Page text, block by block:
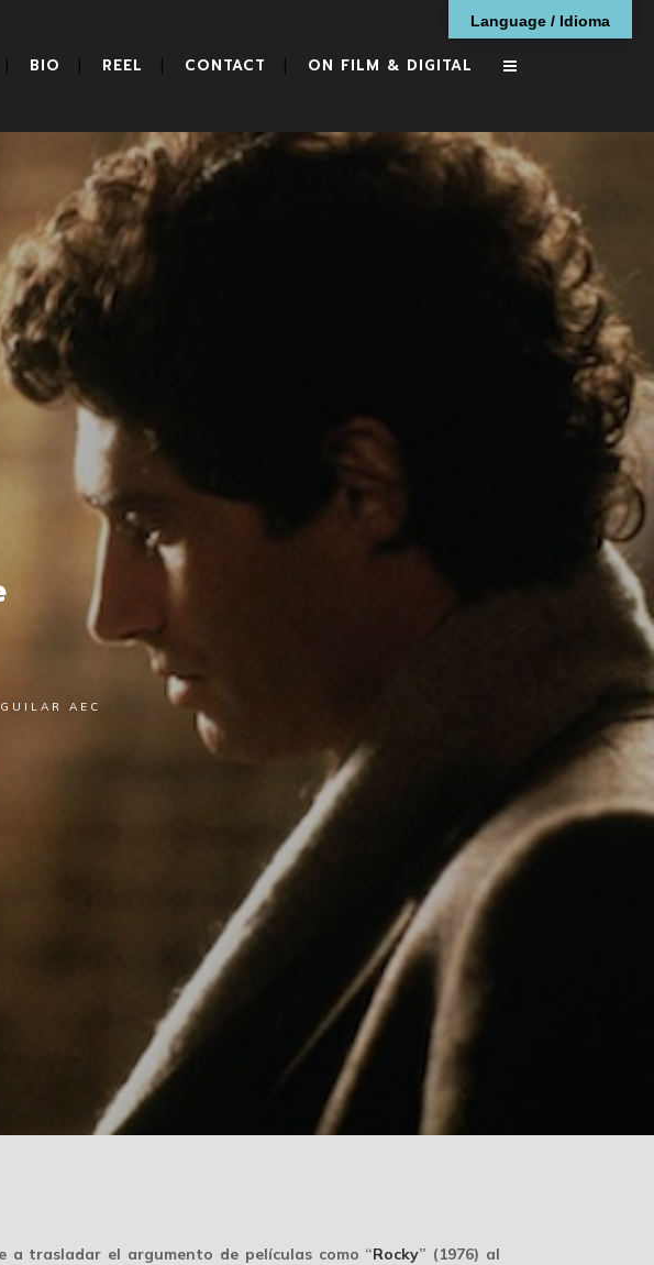
BIO REEL CONTACT ON FILM & DIGITAL
AEC
a trasladar el argumento de películas como “Rocky” (1976) al
Language / Idioma